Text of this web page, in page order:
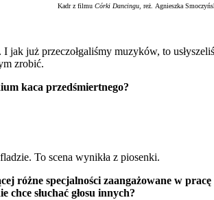
Kadr z filmu Córki Dancingu, reż. Agnieszka
jak już przeczołgaliśmy muzyków, to
zrobić.
kaca przedśmiertnego?
To scena wynikła z piosenki.
różne specjalności zaangażowane w
słuchać głosu innych?